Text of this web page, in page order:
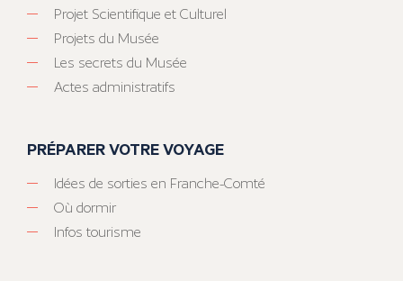
Projet Scientifique et Culturel
Projets du Musée
Les secrets du Musée
Actes administratifs
PRÉPARER VOTRE VOYAGE
Idées de sorties en Franche-Comté
Où dormir
Infos tourisme